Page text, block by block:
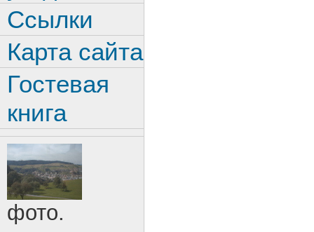
Ссылки
Карта сайта
Гостевая
книга
фото.